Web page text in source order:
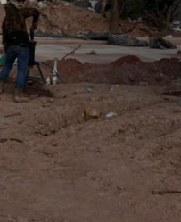
la que destacan su
la emblemática
celebraciones que
acciones por bailes